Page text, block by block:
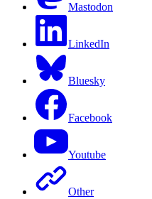
Mastodon
LinkedIn
Bluesky
Facebook
Youtube
Other